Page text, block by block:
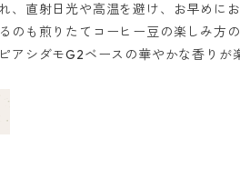
、直射日光や高温を避け、お早めにお
のも煎りたてコーヒー豆の楽しみ方の
アシダモG2ベースの華やかな香りが